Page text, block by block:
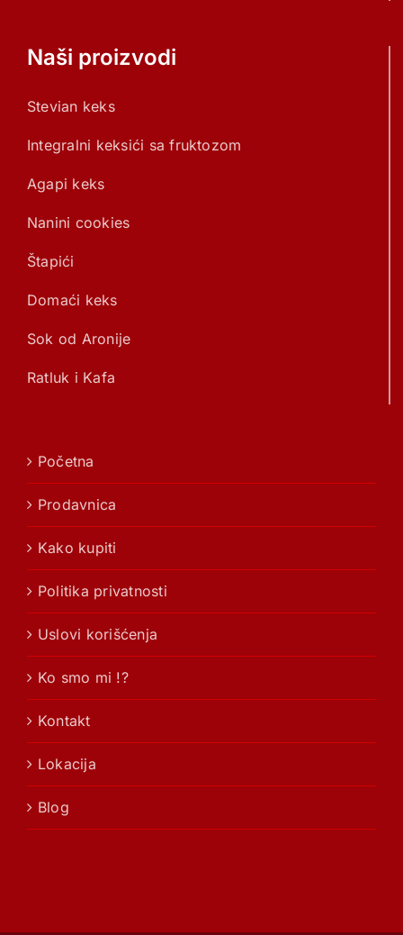
Naši proizvodi
Stevian keks
Integralni keksići sa fruktozom
Agapi keks
Nanini cookies
Štapići
Domaći keks
Sok od Aronije
Ratluk i Kafa
Početna
Prodavnica
Kako kupiti
Politika privatnosti
Uslovi korišćenja
Ko smo mi !?
Kontakt
Lokacija
Blog